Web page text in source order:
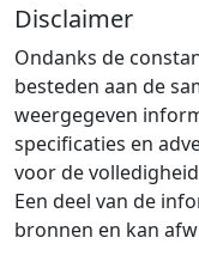
Disclaimer
Ondanks de
besteden aan de
weergegeven
specificaties en
voor de
Een deel van de
bronnen en kan